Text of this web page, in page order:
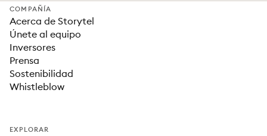
COMPAÑÍA
Acerca de Storytel
Únete al equipo
Inversores
Prensa
Sostenibilidad
Whistleblow
EXPLORAR